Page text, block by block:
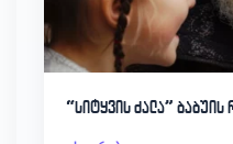
“სიტყვის ძალა” ბაბუის